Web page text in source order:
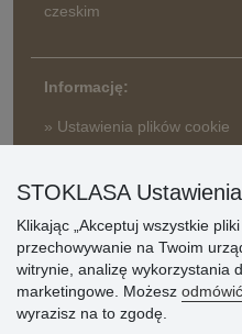
czeskim
Informację:
» Ustawienia plików cookie
» Zasady przetwarzania
» Sposób dostawy i
» Reklamacje
» Dlaczego należy się
» Najczęściej zadawane
STOKLASA
Klikając „Akceptuj wszystkie
przechowywanie na Twoim
witrynie, analizę wykorzystania
marketingowe. Możesz odmówić
wyrazisz na to zgodę.